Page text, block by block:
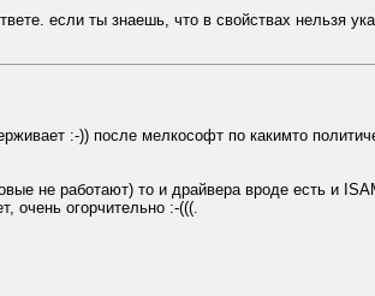
если ты знаешь, что в свойствах нельзя
:-)) после мелкософт по какимто
не работают) то и драйвера вроде есть и
очень огорчительно :-(((.